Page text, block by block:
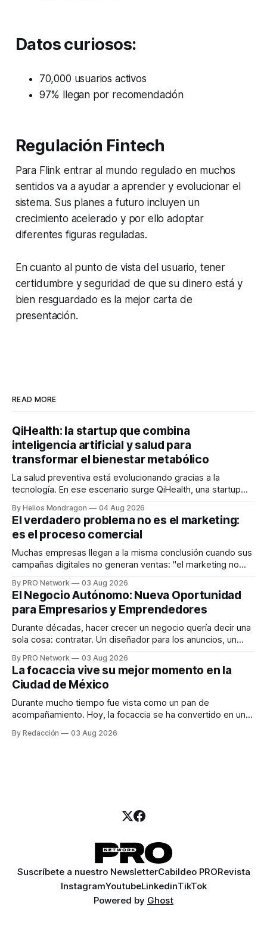
Datos curiosos:
70,000 usuarios activos
97% llegan por recomendación
Regulación Fintech
Para Flink entrar al mundo regulado en muchos
sentidos va a ayudar a aprender y evolucionar el
sistema. Sus planes a futuro incluyen un
crecimiento acelerado y por ello adoptar
diferentes figuras reguladas.
En cuanto al punto de vista del usuario, tener
certidumbre y seguridad de que su dinero está y
bien resguardado es la mejor carta de
presentación.
READ MORE
QiHealth: la startup que combina
inteligencia artificial y salud para
transformar el bienestar metabólico
La salud preventiva está evolucionando gracias a la
tecnología. En ese escenario surge QiHealth, una startup
dispositivos inteligentes, inteligencia artificial y monitoreo
en tiempo real para ayudar a las personas a tomar mejores
decisiones sobre su salud metabólica. Su propuesta busca
responder
By Helios Mondragon 04 Aug 2026
El verdadero problema no es el marketing:
es el proceso comercial
Muchas empresas llegan a la misma conclusión cuando sus
campañas digitales no generan ventas: "el marketing no
INTERIUS, el problema suele estar en otro lugar. Durante
una entrevista para el podcast SER PRO, el especialista en
marketing digital explicó que
By PRO Network 03 Aug 2026
El Negocio Autónomo: Nueva Oportunidad
para Empresarios y Emprendedores
Durante décadas, hacer crecer un negocio quería decir una
sola cosa: contratar. Un diseñador para los anuncios, un
para los textos, alguien que supiera de publicidad digital
para encontrar prospectos, un vendedor para atender
llamadas y mensajes, y —con suerte— una persona
By PRO Network 03 Aug 2026
La focaccia vive su mejor momento en la
Ciudad de México
Durante mucho tiempo fue vista como un pan de
acompañamiento. Hoy, la focaccia se ha convertido en uno
artesanal, ingredientes de calidad y experiencias que
By Redacción 03 Aug 2026
Suscríbete a nuestro NewsletterCabildeo PRORevista
InstagramYoutubeLinkedinTikTok
Powered by Ghost